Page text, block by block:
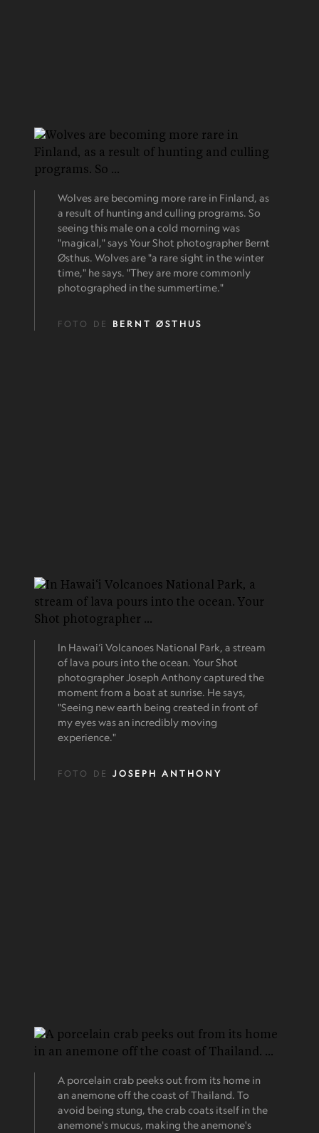
Wolves are becoming more rare in Finland, as
a result of hunting and culling programs. So
seeing this male on a cold morning was
"magical," says Your Shot photographer Bernt
Østhus. Wolves are "a rare sight in the winter
time," he says. "They are more commonly
photographed in the summertime."
FOTO DE BERNT ØSTHUS
In Hawai‘i Volcanoes National Park, a stream
of lava pours into the ocean. Your Shot
photographer Joseph Anthony captured the
moment from a boat at sunrise. He says,
"Seeing new earth being created in front of
my eyes was an incredibly moving
experience."
FOTO DE JOSEPH ANTHONY
A porcelain crab peeks out from its home in
an anemone off the coast of Thailand. To
avoid being stung, the crab coats itself in the
anemone's mucus, making the anemone's